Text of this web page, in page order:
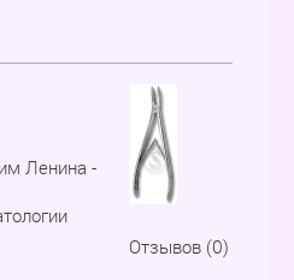
Отзывов (0)
Ленина -